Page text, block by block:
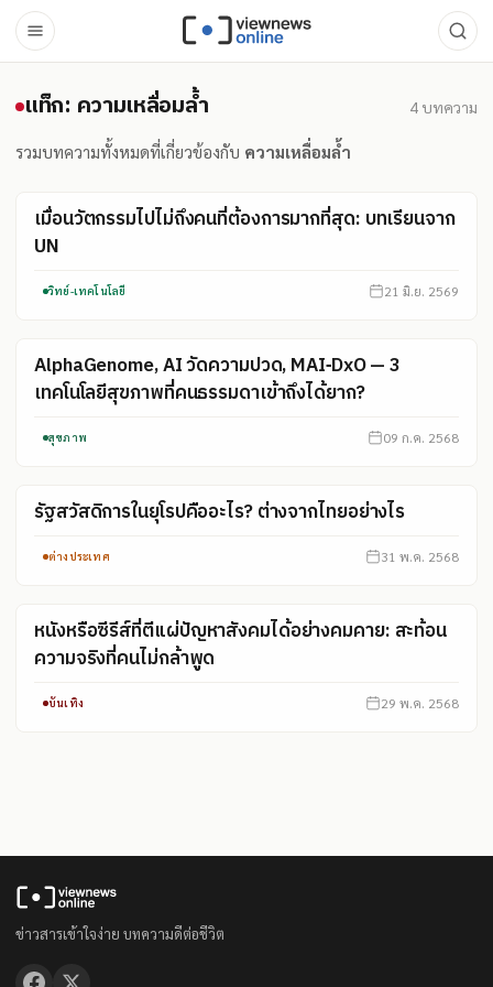
แท็ก: ความเหลื่อมล้ำ
แท็ก: ความเหลื่อมล้ำ 4 บทความ
รวมบทความทั้งหมดที่เกี่ยวข้องกับ ความเหลื่อมล้ำ
เมื่อนวัตกรรมไปไม่ถึงคนที่ต้องการมากที่สุด: บทเรียนจาก
UN
วิทย์-เทคโนโลยี 21 มิ.ย. 2569
AlphaGenome, AI วัดความปวด, MAI‑DxO — 3
เทคโนโลยีสุขภาพที่คนธรรมดาเข้าถึงได้ยาก?
สุขภาพ 09 ก.ค. 2568
รัฐสวัสดิการในยุโรปคืออะไร? ต่างจากไทยอย่างไร
ต่างประเทศ 31 พ.ค. 2568
หนังหรือซีรีส์ที่ตีแผ่ปัญหาสังคมได้อย่างคมคาย: สะท้อน
ความจริงที่คนไม่กล้าพูด
บันเทิง 29 พ.ค. 2568
ข่าวสารเข้าใจง่าย บทความดีต่อชีวิต